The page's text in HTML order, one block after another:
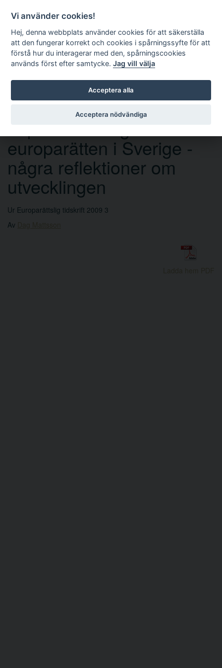
Sök
europarätten i Sverige -
några reflektioner om
utvecklingen
Ur Europarättslig tidskrift 2009 3
Av
Vi använder cookies!
Hej, denna webbplats använder cookies för att säkerställa
att den fungerar korrekt och cookies i spårningssyfte för att
förstå hur du interagerar med den, spårningscookies
används först efter samtycke.Jag vill välja
Acceptera alla
Acceptera nödvändiga